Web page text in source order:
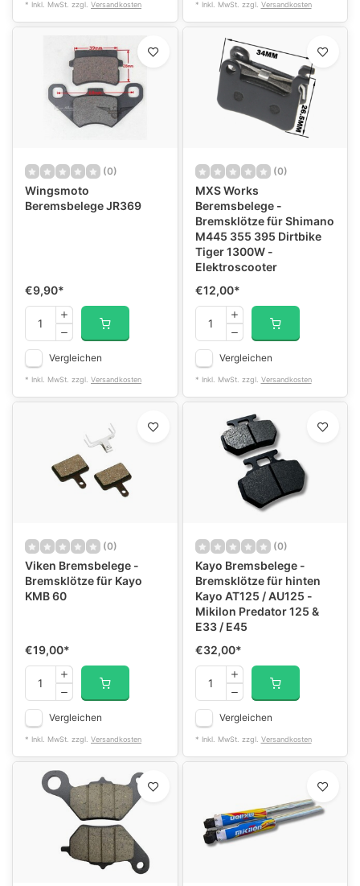
* Inkl. MwSt. zzgl. Versandkosten * Inkl. MwSt. zzgl. Versandkosten
(0)
Wingsmoto
Beremsbelege JR369
€9,90*
Vergleichen
* Inkl. MwSt. zzgl. Versandkosten
(0)
MXS Works
Beremsbelege -
Bremsklötze für Shimano
M445 355 395 Dirtbike
Tiger 1300W -
Elektroscooter
€12,00*
Vergleichen
* Inkl. MwSt. zzgl. Versandkosten
(0)
Viken Bremsbelege -
Bremsklötze für Kayo
KMB 60
€19,00*
Vergleichen
* Inkl. MwSt. zzgl. Versandkosten
(0)
Kayo Bremsbelege -
Bremsklötze für hinten
Kayo AT125 / AU125 -
Mikilon Predator 125 &
E33 / E45
€32,00*
Vergleichen
* Inkl. MwSt. zzgl. Versandkosten